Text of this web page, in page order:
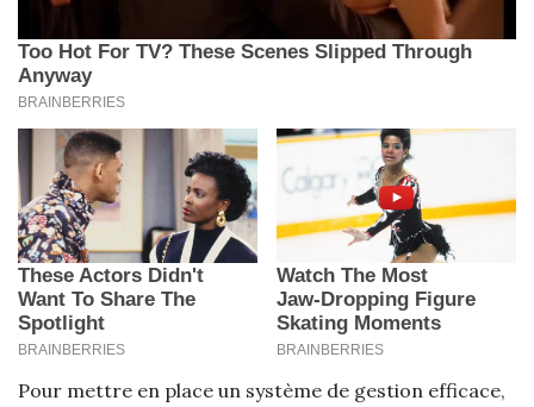
Pour mettre en place un système de gestion efficace,